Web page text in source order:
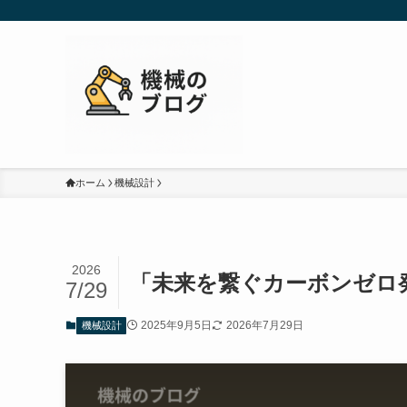
ホーム 機械設計
「未来を繋ぐカーボンゼロ
2026
7/29
機械設計 2025年9月5日 2026年7月29日